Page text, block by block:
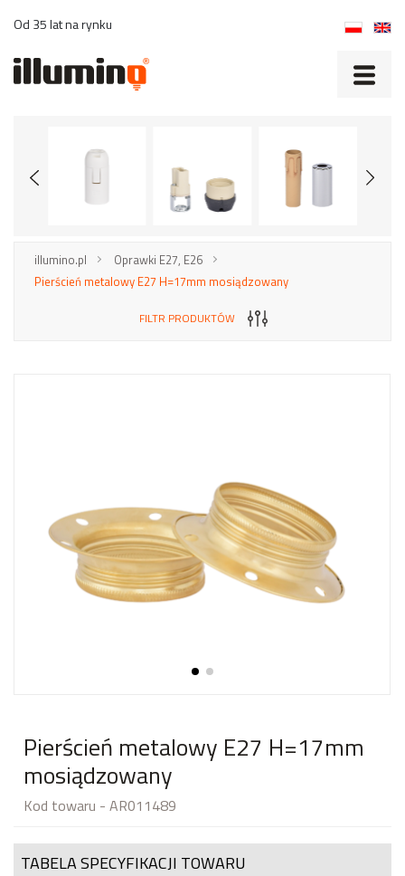
Od 35 lat na rynku
illumino.pl
Oprawki E27, E26
Pierścień metalowy E27 H=17mm mosiądzowany
FILTR PRODUKTÓW
Pierścień metalowy E27 H=17mm
mosiądzowany
Kod towaru - AR011489
TABELA SPECYFIKACJI TOWARU